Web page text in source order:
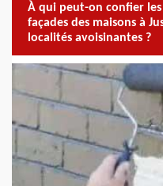
À qui peut-on confier
façades des maisons à
localités avoisinantes ?